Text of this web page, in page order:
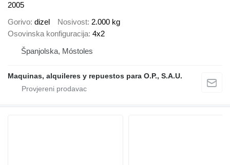
2005
Gorivo dizel Nosivost 2.000 kg
Osovinska konfiguracija 4x2
Španjolska, Móstoles
Maquinas, alquileres y repuestos para O.P., S.A.U.